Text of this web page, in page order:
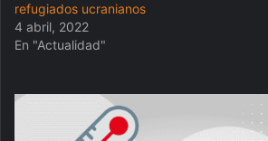
refugiados ucranianos
4 abril, 2022
En "Actualidad"